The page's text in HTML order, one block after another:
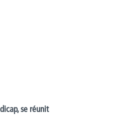
se réunit